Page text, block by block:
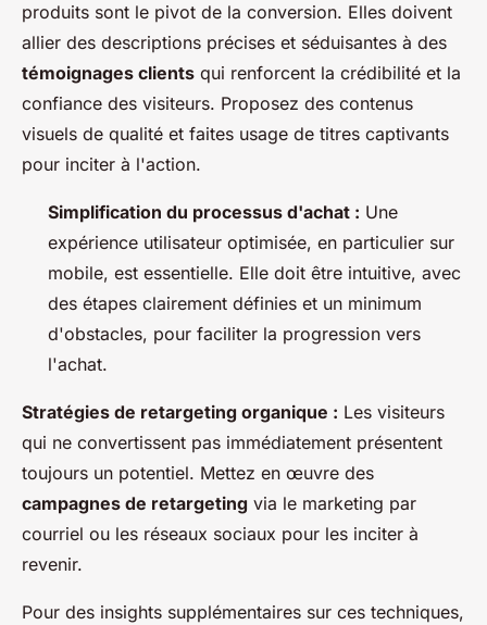
produits sont le pivot de la conversion. Elles doivent
allier des descriptions précises et séduisantes à des
témoignages clients qui renforcent la crédibilité et la
confiance des visiteurs. Proposez des contenus
visuels de qualité et faites usage de titres captivants
pour inciter à l'action.
Simplification du processus d'achat : Une
expérience utilisateur optimisée, en particulier sur
mobile, est essentielle. Elle doit être intuitive, avec
des étapes clairement définies et un minimum
d'obstacles, pour faciliter la progression vers
l'achat.
Stratégies de retargeting organique : Les visiteurs
qui ne convertissent pas immédiatement présentent
toujours un potentiel. Mettez en œuvre des
campagnes de retargeting via le marketing par
courriel ou les réseaux sociaux pour les inciter à
revenir.
Pour des insights supplémentaires sur ces techniques,